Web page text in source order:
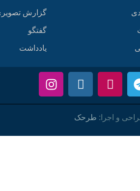
گزارش
گفتگو
یادداشت
و اجرا: طرحک